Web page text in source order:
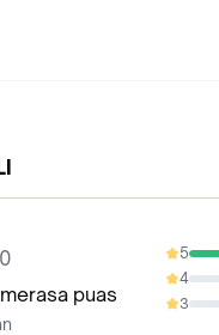
puas
5
100%
4
0%
3
0%